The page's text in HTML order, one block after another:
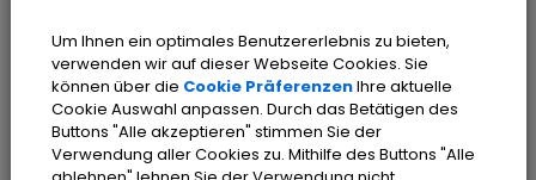
eingerichtet, damit die Bürgerinnen und
Bürger der Gemeinde, die auf den
Stadtbus angewiesen sind, weiterhin mobil
bleiben. Die Anwohner aus Mühlendorf, die
den Stadtbus benutzen wollen, können an
Um Ihnen ein optimales Benutzererlebnis zu bieten,
verwenden wir auf dieser Webseite Cookies. Sie
können über die Cookie PräferenzenIhre aktuelle
Cookie Auswahl anpassen. Durch das Betätigen des
Buttons "Alle akzeptieren" stimmen Sie der
Verwendung aller Cookies zu. Mithilfe des Buttons "Alle